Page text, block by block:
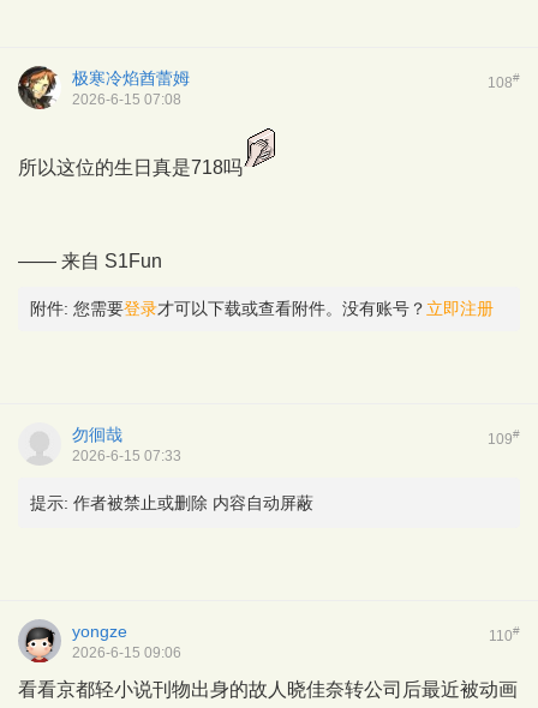
108#
极寒冷焰酋蕾姆
2026-6-15 07:08
所以这位的生日真是718吗
—— 来自 S1Fun
附件: 您需要登录才可以下载或查看附件。没有账号？ 立即注册
109#
勿徊哉
2026-6-15 07:33
提示: 作者被禁止或删除 内容自动屏蔽
110#
yongze
2026-6-15 09:06
看看京都轻小说刊物出身的故人晓佳奈转公司后最近被动画